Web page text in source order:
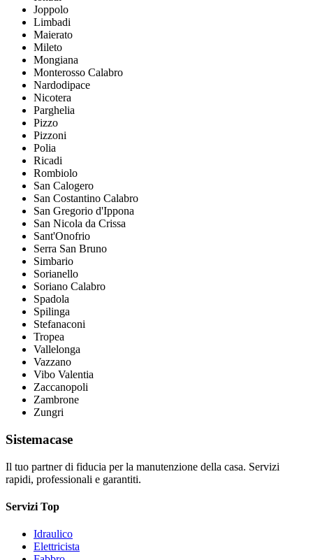
Joppolo
Limbadi
Maierato
Mileto
Mongiana
Monterosso Calabro
Nardodipace
Nicotera
Parghelia
Pizzo
Pizzoni
Polia
Ricadi
Rombiolo
San Calogero
San Costantino Calabro
San Gregorio d'Ippona
San Nicola da Crissa
Sant'Onofrio
Serra San Bruno
Simbario
Sorianello
Soriano Calabro
Spadola
Spilinga
Stefanaconi
Tropea
Vallelonga
Vazzano
Vibo Valentia
Zaccanopoli
Zambrone
Zungri
Sistemacase
Il tuo partner di fiducia per la manutenzione della casa. Servizi
rapidi, professionali e garantiti.
Servizi Top
Idraulico
Elettricista